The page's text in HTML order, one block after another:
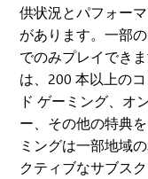
供状況とパフォー
があります。一部
でのみプレイでき
は、200 本以上の
ド ゲーミング、オ
ー、その他の特典
ミングは一部地域
クティブなサブス